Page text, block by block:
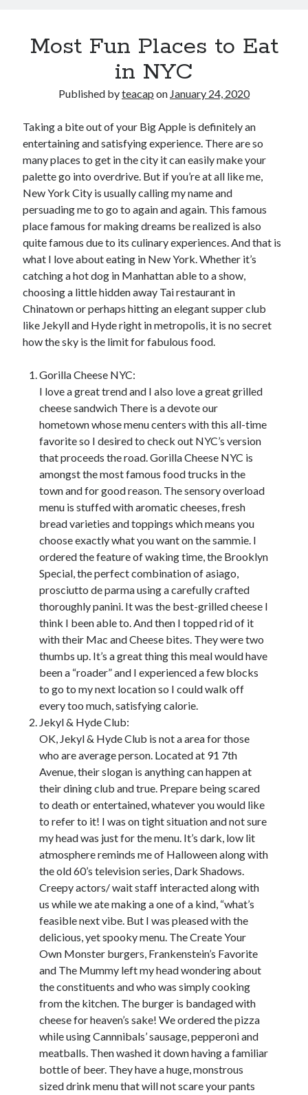
Most Fun Places to Eat
in NYC
Published byteacap on January 24, 2020
Taking a bite out of your Big Apple is definitely an
entertaining and satisfying experience. There are so
many places to get in the city it can easily make your
palette go into overdrive. But if you’re at all like me,
New York City is usually calling my name and
persuading me to go to again and again. This famous
place famous for making dreams be realized is also
quite famous due to its culinary experiences. And that is
what I love about eating in New York. Whether it’s
catching a hot dog in Manhattan able to a show,
choosing a little hidden away Tai restaurant in
Chinatown or perhaps hitting an elegant supper club
like Jekyll and Hyde right in metropolis, it is no secret
how the sky is the limit for fabulous food.
Gorilla Cheese NYC:
I love a great trend and I also love a great grilled
cheese sandwich There is a devote our
hometown whose menu centers with this all-time
favorite so I desired to check out NYC’s version
that proceeds the road. Gorilla Cheese NYC is
amongst the most famous food trucks in the
town and for good reason. The sensory overload
menu is stuffed with aromatic cheeses, fresh
bread varieties and toppings which means you
choose exactly what you want on the sammie. I
ordered the feature of waking time, the Brooklyn
Special, the perfect combination of asiago,
prosciutto de parma using a carefully crafted
thoroughly panini. It was the best-grilled cheese I
think I been able to. And then I topped rid of it
with their Mac and Cheese bites. They were two
thumbs up. It’s a great thing this meal would have
been a “roader” and I experienced a few blocks
to go to my next location so I could walk off
every too much, satisfying calorie.
Jekyl & Hyde Club:
OK, Jekyl & Hyde Club is not a area for those
who are average person. Located at 91 7th
Avenue, their slogan is anything can happen at
their dining club and true. Prepare being scared
to death or entertained, whatever you would like
to refer to it! I was on tight situation and not sure
my head was just for the menu. It’s dark, low lit
atmosphere reminds me of Halloween along with
the old 60’s television series, Dark Shadows.
Creepy actors/ wait staff interacted along with
us while we ate making a one of a kind, “what’s
feasible next vibe. But I was pleased with the
delicious, yet spooky menu. The Create Your
Own Monster burgers, Frankenstein’s Favorite
and The Mummy left my head wondering about
the constituents and who was simply cooking
from the kitchen. The burger is bandaged with
cheese for heaven’s sake! We ordered the pizza
while using Cannnibals’ sausage, pepperoni and
meatballs. Then washed it down having a familiar
bottle of beer. They have a huge, monstrous
sized drink menu that will not scare your pants